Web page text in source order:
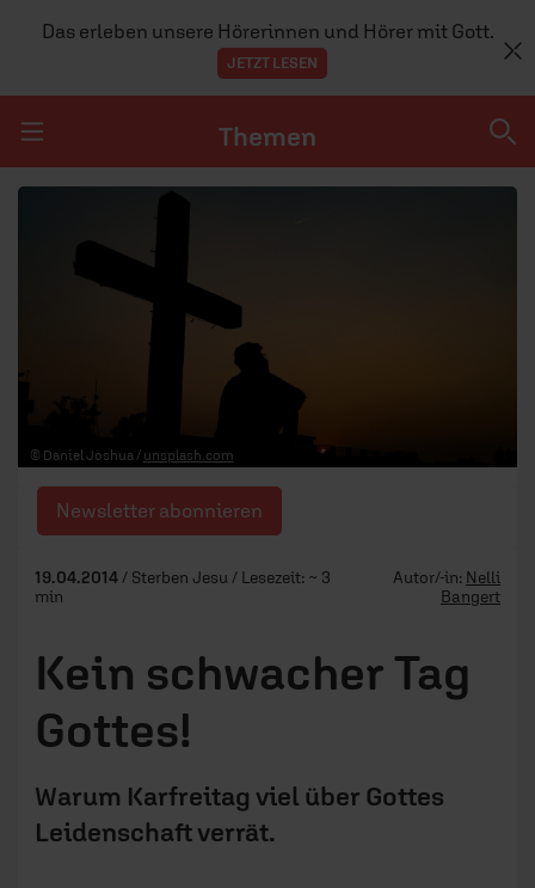
Das erleben unsere Hörerinnen und Hörer mit Gott.
JETZT LESEN
Navigation überspringen
Themen
DOSSIERS
TEAM
© Daniel Joshua / unsplash.com
Newsletter abonnieren
19.04.2014 / Sterben Jesu / Lesezeit: ~ 3
min
Autor/-in: Nelli
Bangert
Kein schwacher Tag
Gottes!
Warum Karfreitag viel über Gottes
Leidenschaft verrät.